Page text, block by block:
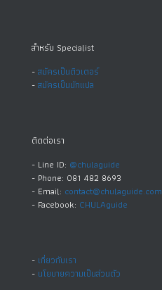
สำหรับ Specialist
-สมัครเป็นติวเตอร์
-สมัครเป็นนักแปล
ติดต่อเรา
- Line ID: @chulaguide
- Phone: 081 482 8693
- Email: contact@chulaguide.com
- Facebook: CHULAguide
- เกี่ยวกับเรา
- นโยบายความเป็นส่วนตัว